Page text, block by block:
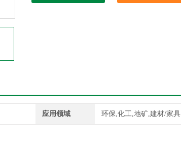
应用领域 环保,化工,地矿,建材/家具